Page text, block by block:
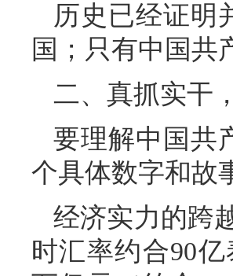
历史已经证明
国；只有中国共
二、真抓实干
要理解中国共
个具体数字和故
经济实力的跨
时汇率约合90